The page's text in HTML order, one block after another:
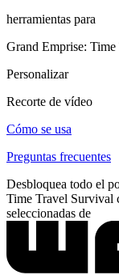
herramientas para
Grand Emprise:
Personalizar
Recorte de vídeo
Cómo se usa
Preguntas frecuentes
Desbloquea todo el
Time Travel Survival
seleccionadas de